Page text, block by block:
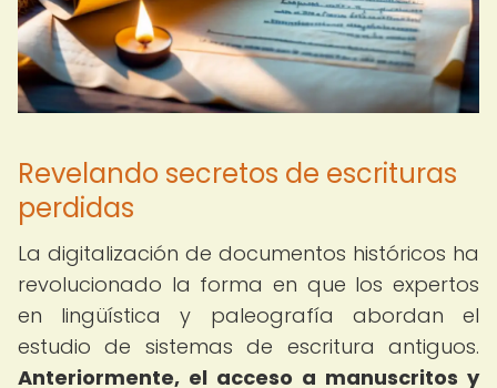
Revelando secretos de escrituras
perdidas
La digitalización de documentos históricos ha
revolucionado la forma en que los expertos
en lingüística y paleografía abordan el
estudio de sistemas de escritura antiguos.
Anteriormente, el acceso a manuscritos y